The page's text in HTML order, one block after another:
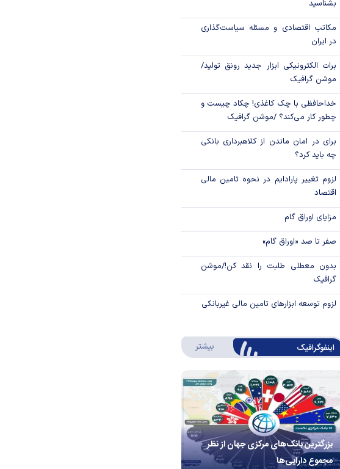
بدون اصلاحات ساختاری، مهار تورم
ممکن نیست
بشناسید
مکاتب اقتصادی و مسئله سیاست‌گذاری
در ایران
برات الکترونیکی ابزار جدید رونق تولید/
موشن گرافیک
خداحافظی با چک کاغذی! چکاد چیست و
چطور کار می‌کند؟ /موشن گرافیک
برای در امان ماندن از کلاهبرداری بانکی
چه باید کرد؟
لزوم تغییر پارادایم در نحوه تامین مالی
اقتصاد
مزایای اوراق گام
صفر تا صد «اوراق گام»
بدون معطلی طلبت را نقد کن!/موشن
گرافیک
لزوم توسعه ابزارهای تامین مالی غیربانکی
اینفوگرافیک بیشتر درباره اینفوگرافیک
بزرگترین بانک‌های مرکزی جهان از نظر
مجموع دارایی‌ها